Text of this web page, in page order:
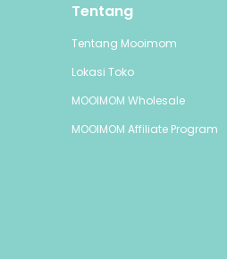
Tentang
Tentang Mooimom
Lokasi Toko
MOOIMOM Wholesale
MOOIMOM Affiliate Program